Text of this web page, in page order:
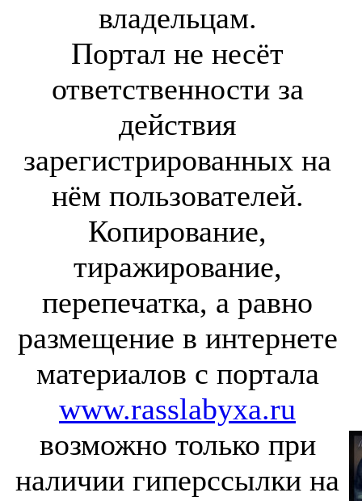
владельцам.
Портал не несёт
ответственности за
действия
зарегистрированных на
нём пользователей.
Копирование,
тиражирование,
перепечатка, а равно
размещение в интернете
материалов с портала
www.rasslabyxa.ru
возможно только при
наличии гиперссылки на